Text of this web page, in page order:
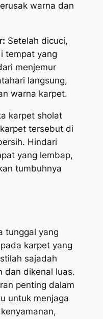
warna dan
Setelah dicuci,
tempat yang
menjemur
langsung,
warna karpet.
karpet sholat
tersebut di
Hindari
yang lembap,
tumbuhnya
tunggal yang
karpet yang
sajadah
dan dikenal luas.
penting dalam
untuk menjaga